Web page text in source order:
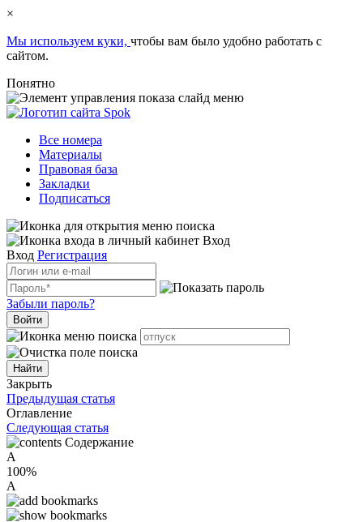
×
Мы используем куки, чтобы вам было удобно работать с
сайтом.
Понятно
Все номера
Материалы
Правовая база
Закладки
Подписаться
Вход
Вход Регистрация
Забыли пароль?
Войти
Закрыть
Предыдущая статья
Оглавление
Следующая статья
Содержание
A
100%
A